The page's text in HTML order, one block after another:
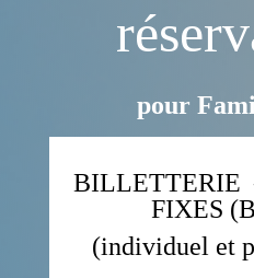
pour
BILLETTERIE
FIXES
(individuel et